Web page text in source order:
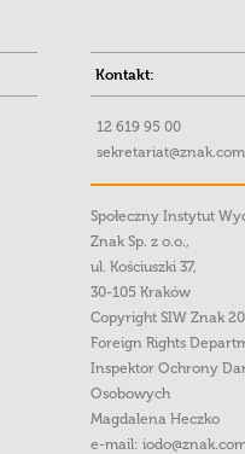
Kontakt:
12 619 95 00
Społeczny Instytut
Znak Sp. z o.o.,
ul. Kościuszki 37,
30-105 Kraków
Copyright SIW Znak
Foreign Rights
Inspektor Ochrony
Osobowych
Magdalena Heczko
e-mail: